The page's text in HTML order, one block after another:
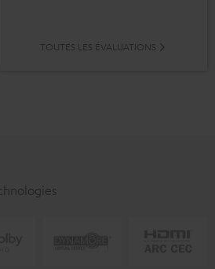
TOUTES LES ÉVALUATIONS